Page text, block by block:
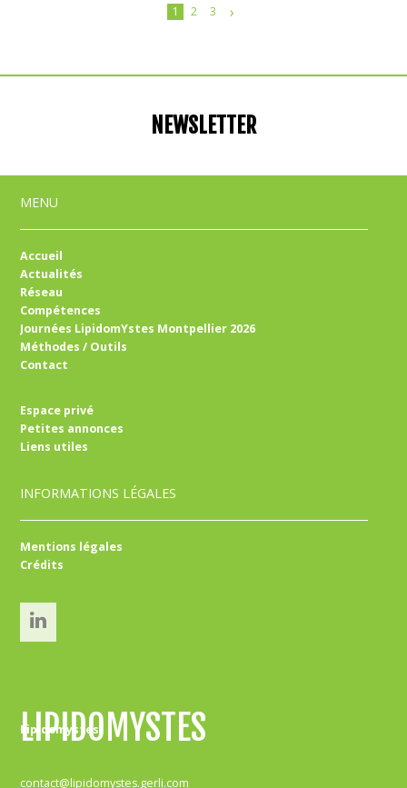
1 2 3 ›
NEWSLETTER
MENU
Accueil
Actualités
Réseau
Compétences
Journées LipidomYstes Montpellier 2026
Méthodes / Outils
Contact
Espace privé
Petites annonces
Liens utiles
INFORMATIONS LÉGALES
Mentions légales
Crédits
Linked’In
LIPIDOMYSTES
Lipidomystes
contact@lipidomystes.gerli.com